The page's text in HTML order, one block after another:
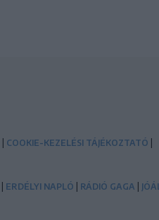
| COOKIE-KEZELÉSI TÁJÉKOZTATÓ |
| ERDÉLYI NAPLÓ | RÁDIÓ GAGA |